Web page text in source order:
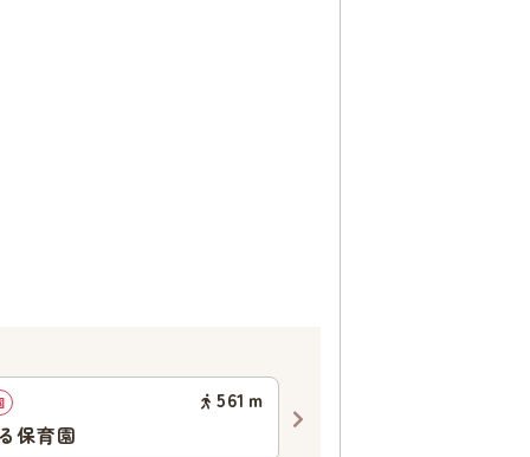
561 ｍ
保育園